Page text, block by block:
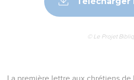
© Le Projet
La première lettre aux chrétiens de